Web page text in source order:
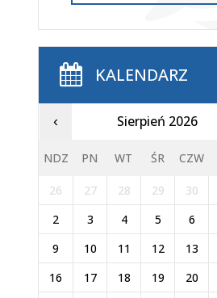
KALENDARZ
‹ Sierpień 2026
NDZ PN WT ŚR CZW
26 27 28 29 30
2
3 4 5 6
9
10 11 12 13
16
17 18 19 20